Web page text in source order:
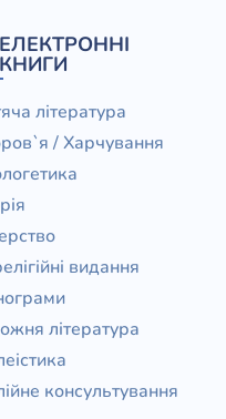
ЕЛЕКТРОННІ
КНИГИ
література
/ Харчування
видання
література
консультування